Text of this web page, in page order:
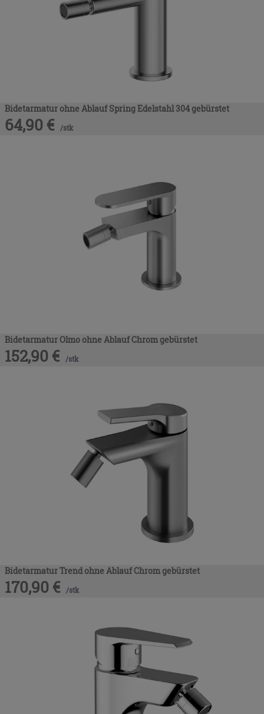
Bidetarmatur ohne Ablauf Spring Edelstahl 304 gebürstet
64,90 € /stk
Bidetarmatur Olmo ohne Ablauf Chrom gebürstet
152,90 € /stk
Bidetarmatur Trend ohne Ablauf Chrom gebürstet
170,90 € /stk